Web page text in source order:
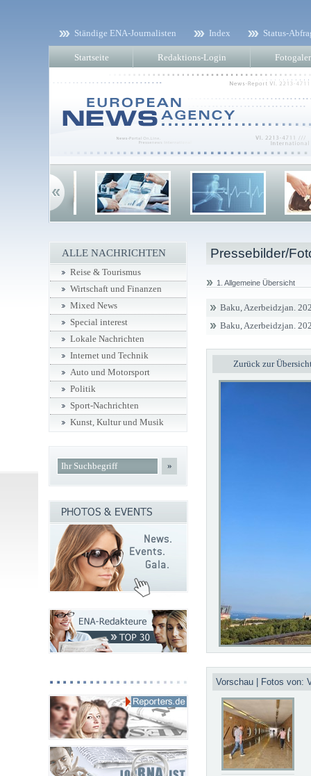
Ständige ENA-Journalisten Index Status-
Startseite Redaktions-Login
Pressebilder/
1. Allgemeine Übersicht
Baku, Azerbeidzjan.
Baku, Azerbeidzjan.
Zurück zur
Vorschau | Fotos von:
ALLE NACHRICHTEN
Reise & Tourismus
Wirtschaft und Finanzen
Mixed News
Special interest
Lokale Nachrichten
Internet und Technik
Auto und Motorsport
Politik
Sport-Nachrichten
Kunst, Kultur und Musik
»